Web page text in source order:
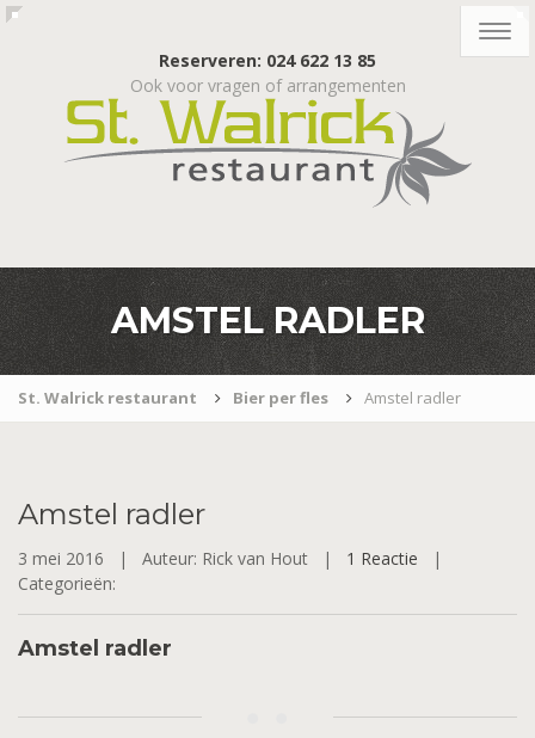
Reserveren: 024 622 13 85
Ook voor vragen of arrangementen
AMSTEL RADLER
St. Walrick restaurant Bier per fles Amstel radler
Amstel radler
3 mei 2016 | Auteur: Rick van Hout | 1 Reactie |
Categorieën:
Amstel radler